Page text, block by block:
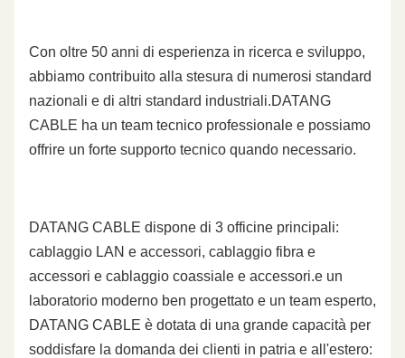
Con oltre 50 anni di esperienza in ricerca e sviluppo,
abbiamo contribuito alla stesura di numerosi standard
nazionali e di altri standard industriali.DATANG
CABLE ha un team tecnico professionale e possiamo
offrire un forte supporto tecnico quando necessario.
DATANG CABLE dispone di 3 officine principali:
cablaggio LAN e accessori, cablaggio fibra e
accessori e cablaggio coassiale e accessori.e un
laboratorio moderno ben progettato e un team esperto,
DATANG CABLE è dotata di una grande capacità per
soddisfare la domanda dei clienti in patria e all'estero: